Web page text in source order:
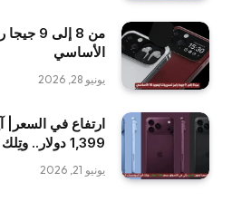
الأساسي
يونيو 28, 2026
1,399 دولار.. وتِلك أبرز المواصفات المتوقعة
يونيو 21, 2026